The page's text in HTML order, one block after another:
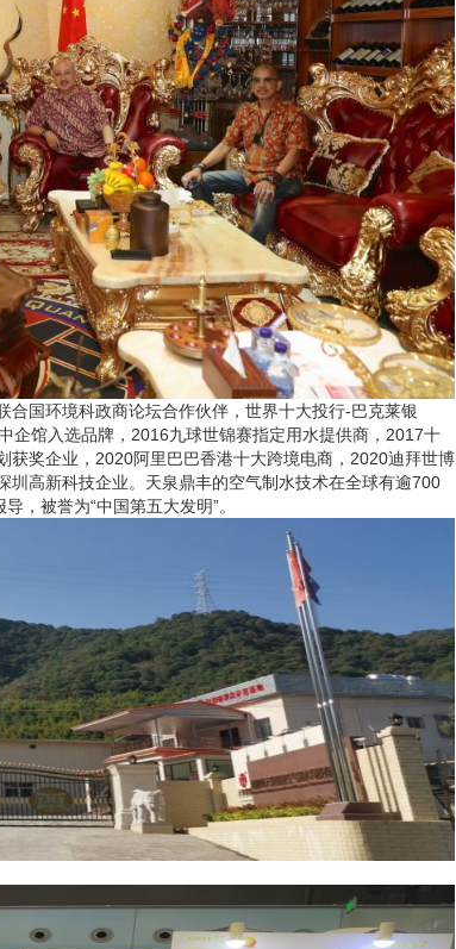
国环境科政商论坛合作伙伴，世界十大投行-巴克莱银
企馆入选品牌，2016九球世锦赛指定用水提供商，2017十
获奖企业，2020阿里巴巴香港十大跨境电商，2020迪拜世博
高新科技企业。天泉鼎丰的空气制水技术在全球有逾700
，被誉为“中国第五大发明”。